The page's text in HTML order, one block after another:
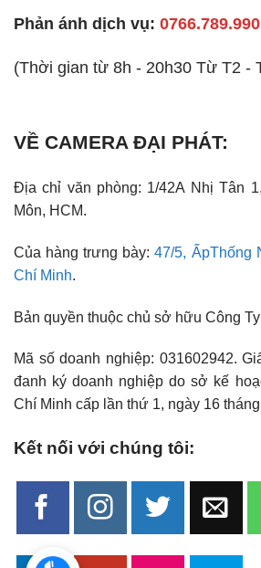
Phản ánh dịch vụ: 0766.789.990
(Thời gian từ 8h - 20h30 Từ T2 -
VỀ CAMERA ĐẠI PHÁT:
Địa chỉ văn phòng: 1/42A Nhị Tân
Môn, HCM.
Của hàng trưng bày:47/5, ẤpThống
Chí Minh.
Bản quyền thuộc chủ sở hữu Công
Mã số doanh nghiệp: 031602942.
đanh ký doanh nghiệp do sở kế
Chí Minh cấp lần thứ 1, ngày 16
Kết nối với chúng tôi: